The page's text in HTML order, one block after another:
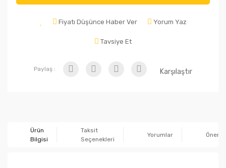
Fiyatı Düşünce Haber Ver Yorum Yaz
Tavsiye Et
Paylaş : Karşılaştır
Ürün
Bilgisi
Taksit
Seçenekleri
Yorumlar